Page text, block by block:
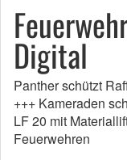
Digital
Panther schützt
+++ Kameraden
LF 20 mit
Feuerwehren